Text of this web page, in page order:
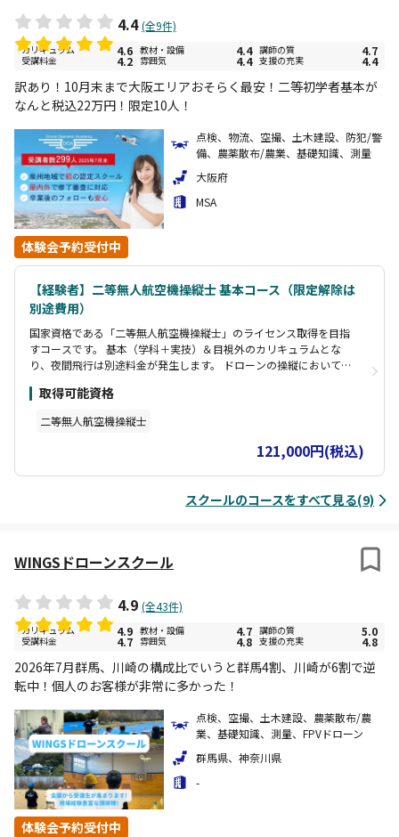
4.4(全9件)
カリキュラム 4.6 教材・設備 4.4 講師の質 4.7
受講料金 4.2 雰囲気 4.4 支援の充実 4.4
訳あり！10月末まで大阪エリアおそらく最安！二等初学者基本が
なんと税込22万円！限定10人！
点検、物流、空撮、土木建設、防犯/警
備、農薬散布/農業、基礎知識、測量
大阪府
MSA
体験会予約受付中
【経験者】二等無人航空機操縦士 基本コース（限定解除は
別途費用）
国家資格である「二等無人航空機操縦士」のライセンス取得を目指
すコースです。 基本（学科＋実技）＆目視外のカリキュラムとな
り、夜間飛行は別途料金が発生します。 ドローンの操縦において
方等） 詳しくはスクールへお問い合わせください。
取得可能資格
二等無人航空機操縦士
121,000円(税込)
スクールのコースをすべて見る(9)
WINGSドローンスクール
4.9 (全43件)
カリキュラム 4.9 教材・設備 4.7 講師の質 5.0
受講料金 4.7 雰囲気 4.8 支援の充実 4.8
2026年7月群馬、川崎の構成比でいうと群馬4割、川崎が6割で逆
転中！個人のお客様が非常に多かった！
点検、空撮、土木建設、農薬散布/農
業、基礎知識、測量、FPVドローン
群馬県、神奈川県
-
体験会予約受付中